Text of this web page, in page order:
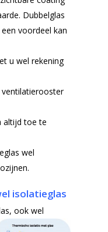
Dubbelglas
voordeel kan
u wel rekening
ventilatierooster
altijd toe te
wel
isolatieglas
ook wel